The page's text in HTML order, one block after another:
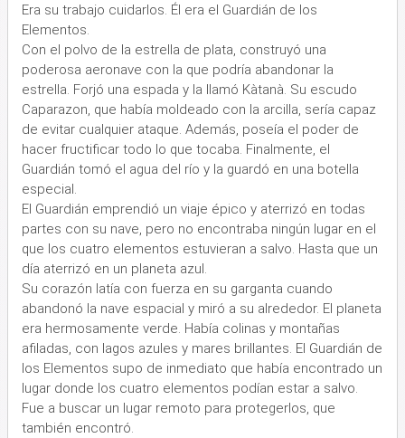
Era su trabajo cuidarlos. Él era el Guardián de los
Elementos.
Con el polvo de la estrella de plata, construyó una
poderosa aeronave con la que podría abandonar la
estrella. Forjó una espada y la llamó Kàtanà. Su escudo
Caparazon, que había moldeado con la arcilla, sería capaz
de evitar cualquier ataque. Además, poseía el poder de
hacer fructificar todo lo que tocaba. Finalmente, el
Guardián tomó el agua del río y la guardó en una botella
especial.
El Guardián emprendió un viaje épico y aterrizó en todas
partes con su nave, pero no encontraba ningún lugar en el
que los cuatro elementos estuvieran a salvo. Hasta que un
día aterrizó en un planeta azul.
Su corazón latía con fuerza en su garganta cuando
abandonó la nave espacial y miró a su alrededor. El planeta
era hermosamente verde. Había colinas y montañas
afiladas, con lagos azules y mares brillantes. El Guardián de
los Elementos supo de inmediato que había encontrado un
lugar donde los cuatro elementos podían estar a salvo.
Fue a buscar un lugar remoto para protegerlos, que
también encontró.